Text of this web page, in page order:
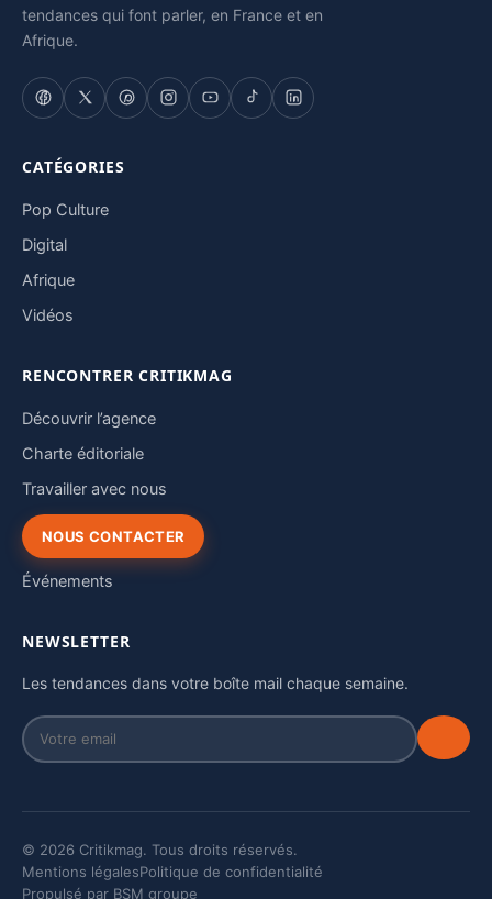
tendances qui font parler, en France et en
Afrique.
CATÉGORIES
Pop Culture
Digital
Afrique
Vidéos
RENCONTRER CRITIKMAG
Découvrir l’agence
Charte éditoriale
Travailler avec nous
NOUS CONTACTER
Événements
NEWSLETTER
Les tendances dans votre boîte mail chaque semaine.
© 2026 Critikmag. Tous droits réservés.
Mentions légalesPolitique de confidentialité
Propulsé par BSM groupe